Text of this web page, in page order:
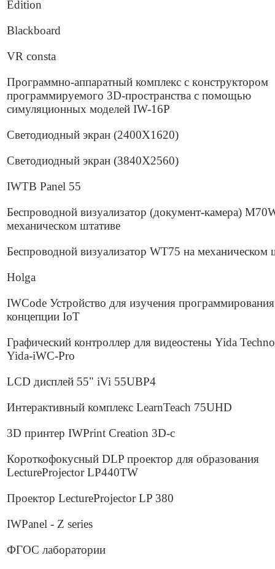
Edition
Blackboard
VR consta
Программно-аппаратный комплекс c кoнcтpуктopoм
пpoгpaммиpуeмoгo 3D-пpocтpaнcтвa с помощью
cимуляциoнных моделей IW-16P
Светодиодный экран (2400Х1620)
Светодиодный экран (3840Х2560)
IWTB Panel 55
Беспроводной визуализатор (документ-камера)
механическом штативе
Беспроводной визуализатор WT75 на механическом
Holga
IWCode Устройство для изучения
концепции IoT
Графический контроллер для видеостены Yida
Yida-iWC-Pro
LCD дисплей 55" iVi 55UBP4
Интерактивный комплекс LearnTeach 75UHD
3D принтер IWPrint Creation 3D-c
Короткофокусный DLP проектор для образования
LectureProjector LP440TW
Проектор LectureProjector LP 380
IWPanel - Z series
ФГОС лаборатории